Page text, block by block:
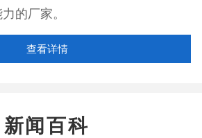
的厂家。
查看详情
新闻百科